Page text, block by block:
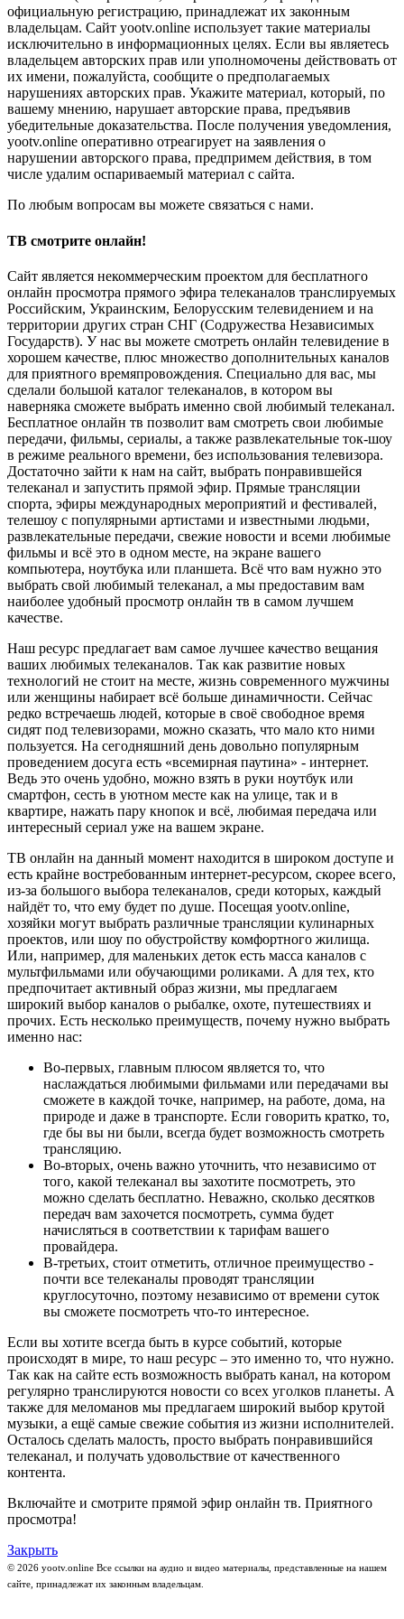
официальную регистрацию, принадлежат их законным
владельцам. Сайт yootv.online использует такие материалы
исключительно в информационных целях. Если вы являетесь
владельцем авторских прав или уполномочены действовать от
их имени, пожалуйста, сообщите о предполагаемых
нарушениях авторских прав. Укажите материал, который, по
вашему мнению, нарушает авторские права, предъявив
убедительные доказательства. После получения уведомления,
yootv.online оперативно отреагирует на заявления о
нарушении авторского права, предпримем действия, в том
числе удалим оспариваемый материал с сайта.
По любым вопросам вы можете связаться с нами.
ТВ смотрите онлайн!
Сайт является некоммерческим проектом для бесплатного
онлайн просмотра прямого эфира телеканалов транслируемых
Российским, Украинским, Белорусским телевидением и на
территории других стран СНГ (Содружества Независимых
Государств). У нас вы можете смотреть онлайн телевидение в
хорошем качестве, плюс множество дополнительных каналов
для приятного времяпровождения. Специально для вас, мы
сделали большой каталог телеканалов, в котором вы
наверняка сможете выбрать именно свой любимый телеканал.
Бесплатное онлайн тв позволит вам смотреть свои любимые
передачи, фильмы, сериалы, а также развлекательные ток-шоу
в режиме реального времени, без использования телевизора.
Достаточно зайти к нам на сайт, выбрать понравившейся
телеканал и запустить прямой эфир. Прямые трансляции
спорта, эфиры международных мероприятий и фестивалей,
телешоу с популярными артистами и известными людьми,
развлекательные передачи, свежие новости и всеми любимые
фильмы и всё это в одном месте, на экране вашего
компьютера, ноутбука или планшета. Всё что вам нужно это
выбрать свой любимый телеканал, а мы предоставим вам
наиболее удобный просмотр онлайн тв в самом лучшем
качестве.
Наш ресурс предлагает вам самое лучшее качество вещания
ваших любимых телеканалов. Так как развитие новых
технологий не стоит на месте, жизнь современного мужчины
или женщины набирает всё больше динамичности. Сейчас
редко встречаешь людей, которые в своё свободное время
сидят под телевизорами, можно сказать, что мало кто ними
пользуется. На сегодняшний день довольно популярным
проведением досуга есть «всемирная паутина» - интернет.
Ведь это очень удобно, можно взять в руки ноутбук или
смартфон, сесть в уютном месте как на улице, так и в
квартире, нажать пару кнопок и всё, любимая передача или
интересный сериал уже на вашем экране.
ТВ онлайн на данный момент находится в широком доступе и
есть крайне востребованным интернет-ресурсом, скорее всего,
из-за большого выбора телеканалов, среди которых, каждый
найдёт то, что ему будет по душе. Посещая yootv.online,
хозяйки могут выбрать различные трансляции кулинарных
проектов, или шоу по обустройству комфортного жилища.
Или, например, для маленьких деток есть масса каналов с
мультфильмами или обучающими роликами. А для тех, кто
предпочитает активный образ жизни, мы предлагаем
широкий выбор каналов о рыбалке, охоте, путешествиях и
прочих. Есть несколько преимуществ, почему нужно выбрать
именно нас:
Во-первых, главным плюсом является то, что
наслаждаться любимыми фильмами или передачами вы
сможете в каждой точке, например, на работе, дома, на
природе и даже в транспорте. Если говорить кратко, то,
где бы вы ни были, всегда будет возможность смотреть
трансляцию.
Во-вторых, очень важно уточнить, что независимо от
того, какой телеканал вы захотите посмотреть, это
можно сделать бесплатно. Неважно, сколько десятков
передач вам захочется посмотреть, сумма будет
начисляться в соответствии к тарифам вашего
провайдера.
В-третьих, стоит отметить, отличное преимущество -
почти все телеканалы проводят трансляции
круглосуточно, поэтому независимо от времени суток
вы сможете посмотреть что-то интересное.
Если вы хотите всегда быть в курсе событий, которые
происходят в мире, то наш ресурс – это именно то, что нужно.
Так как на сайте есть возможность выбрать канал, на котором
регулярно транслируются новости со всех уголков планеты. А
также для меломанов мы предлагаем широкий выбор крутой
музыки, а ещё самые свежие события из жизни исполнителей.
Осталось сделать малость, просто выбрать понравившийся
телеканал, и получать удовольствие от качественного
контента.
Включайте и смотрите прямой эфир онлайн тв. Приятного
просмотра!
Закрыть
© 2026 yootv.online Все ссылки на аудио и видео материалы, представленные на нашем
сайте, принадлежат их законным владельцам.